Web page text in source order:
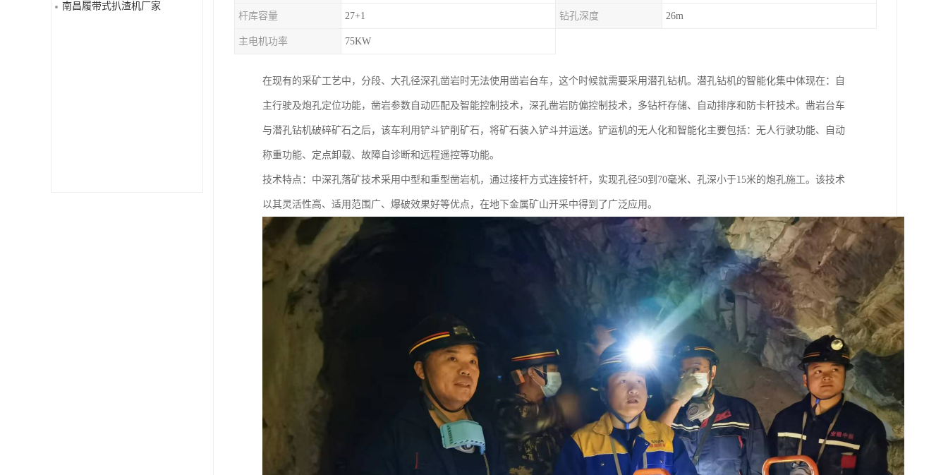
南昌履带式扒渣机厂家
杆库容量 27+1 钻孔深度 26m
主电机功率 75KW
在现有的采矿工艺中，分段、大孔径深孔凿岩时无法使用凿岩台车，这个时候就需要采用潜孔钻机。潜孔钻机的智能化集中体现在：自
主行驶及炮孔定位功能，凿岩参数自动匹配及智能控制技术，深孔凿岩防偏控制技术，多钻杆存储、自动排序和防卡杆技术。凿岩台车
与潜孔钻机破碎矿石之后，该车利用铲斗铲削矿石，将矿石装入铲斗并运送。铲运机的无人化和智能化主要包括：无人行驶功能、自动
称重功能、定点卸载、故障自诊断和远程遥控等功能。
技术特点：中深孔落矿技术采用中型和重型凿岩机，通过接杆方式连接钎杆，实现孔径50到70毫米、孔深小于15米的炮孔施工。该技术
以其灵活性高、适用范围广、爆破效果好等优点，在地下金属矿山开采中得到了广泛应用。